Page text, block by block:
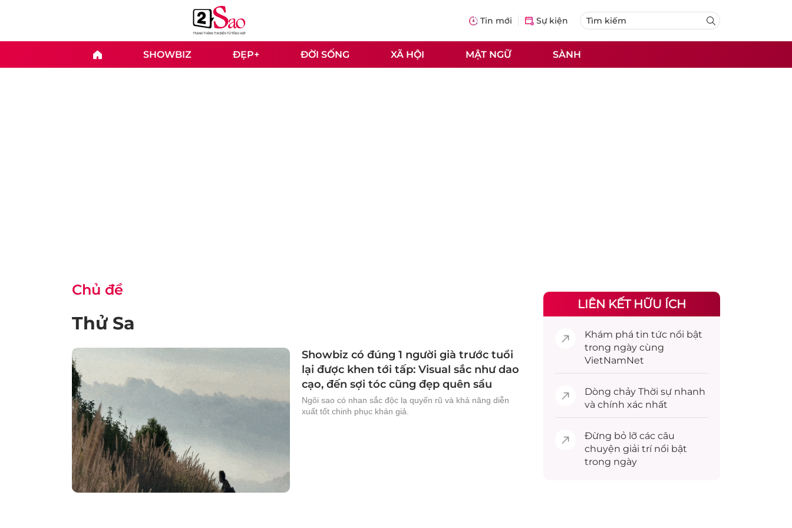
Tin mới Sự kiện
SHOWBIZ ĐẸP+ ĐỜI SỐNG XÃ HỘI MẬT NGỮ SÀNH
Chủ đề
Thử Sa
Showbiz có đúng 1 người già trước tuổi
lại được khen tới tấp: Visual sắc như dao
cạo, đến sợi tóc cũng đẹp quên sầu
Ngôi sao có nhan sắc độc lạ quyến rũ và khả năng diễn
xuất tốt chinh phục khán giả.
LIÊN KẾT HỮU ÍCH
Khám phá tin tức nổi bật
trong ngày cùng
VietNamNet
Dòng chảy Thời sự nhanh
và chính xác nhất
Đừng bỏ lỡ các câu
chuyện giải trínổi bật
trong ngày